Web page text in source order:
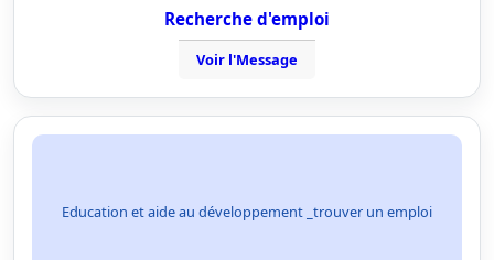
Recherche d'emploi
Voir l'Message
Education et aide au développement _trouver un emploi